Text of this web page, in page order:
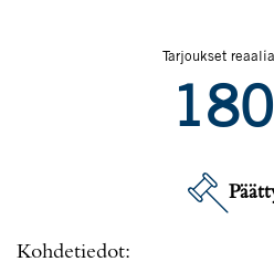
Tarjoukset
180
Kohdetiedot: